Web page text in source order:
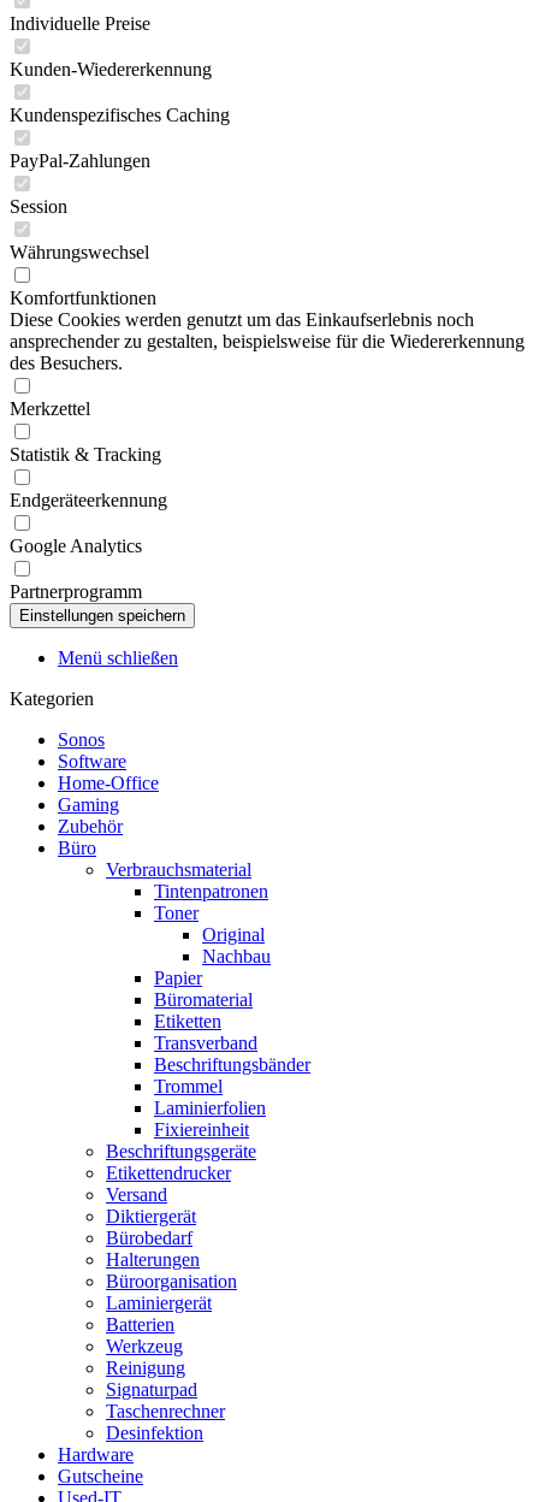
Individuelle Preise
Kunden-Wiedererkennung
Kundenspezifisches Caching
PayPal-Zahlungen
Session
Währungswechsel
Komfortfunktionen
Diese Cookies werden genutzt um das Einkaufserlebnis noch
ansprechender zu gestalten, beispielsweise für die Wiedererkennung
des Besuchers.
Merkzettel
Statistik & Tracking
Endgeräteerkennung
Google Analytics
Partnerprogramm
Menü schließen
Kategorien
Sonos
Software
Home-Office
Gaming
Zubehör
Büro
Verbrauchsmaterial
Tintenpatronen
Toner
Original
Nachbau
Papier
Büromaterial
Etiketten
Transverband
Beschriftungsbänder
Trommel
Laminierfolien
Fixiereinheit
Beschriftungsgeräte
Etikettendrucker
Versand
Diktiergerät
Bürobedarf
Halterungen
Büroorganisation
Laminiergerät
Batterien
Werkzeug
Reinigung
Signaturpad
Taschenrechner
Desinfektion
Hardware
Gutscheine
Used-IT